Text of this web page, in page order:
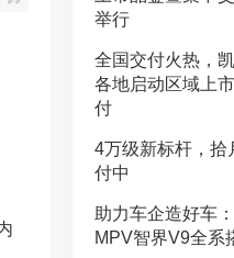
举行
全国交付火热，
各地启动区域上
付
4万级新标杆，拾
付中
助力车企造好车
MPV智界V9全系